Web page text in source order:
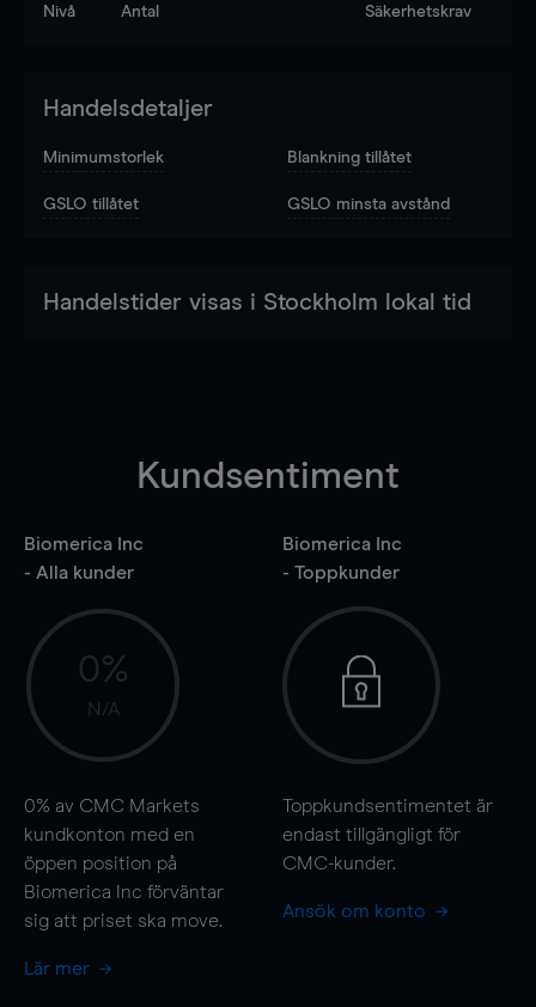
Nivå Antal Säkerhetskrav
Handelsdetaljer
Minimumstorlek Blankning tillåtet
GSLO tillåtet GSLO minsta avstånd
Handelstider visas i Stockholm lokal tid
Kundsentiment
Biomerica Inc
- Alla kunder
0%
N/A
0% av CMC Markets
kundkonton med en
öppen position på
Biomerica Inc förväntar
sig att priset ska move.
Lär mer
Biomerica Inc
- Toppkunder
Toppkundsentimentet är
endast tillgängligt för
CMC-kunder.
Ansök om konto